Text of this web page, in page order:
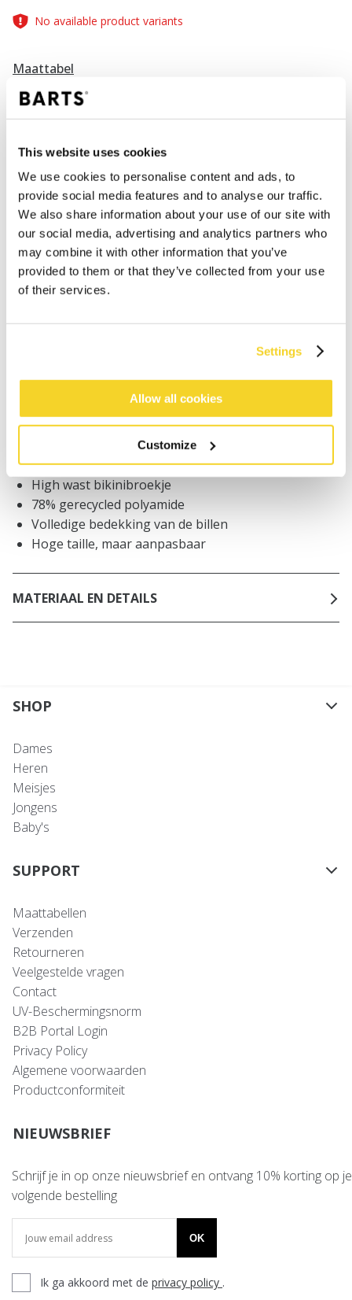
This website uses cookies
We use cookies to personalise content and ads, to
provide social media features and to analyse our traffic.
We also share information about your use of our site with
our social media, advertising and analytics partners who
may combine it with other information that you’ve
provided to them or that they’ve collected from your use
of their services.
Settings
Allow all cookies
Customize
No available product variants
Maattabel
Vind jouw maat Maattabel
KLEURnavy
IN WINKELWAGEN
worden geplaatst, worden dezelfde dag verzonden
Gratis verzending voor orders boven € 50,- binnen
High wast bikinibroekje
78% gerecycled polyamide
Volledige bedekking van de billen
Hoge taille, maar aanpasbaar
MATERIAAL EN DETAILS
SHOP
Dames
Heren
Meisjes
Jongens
Baby's
SUPPORT
Maattabellen
Verzenden
Retourneren
Veelgestelde vragen
Contact
UV-Beschermingsnorm
B2B Portal Login
Privacy Policy
Algemene voorwaarden
Productconformiteit
NIEUWSBRIEF
Schrijf je in op onze nieuwsbrief en ontvang 10% korting op je
volgende bestelling
OK
Ik ga akkoord met de privacy policy .